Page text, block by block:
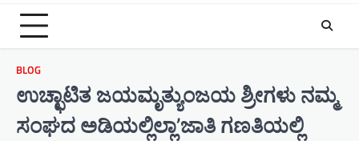
BLOG
ಉಚ್ಛಾಟಿತ ಜಯಮೃತ್ಯುಂಜಯ ಶ್ರೀಗಳು ನಮ್ಮ
ಸಂಘದ ಅಡಿಯಲ್ಲಿಲ್ಲಾ’ಜಾತಿ ಗಣತಿಯಲ್ಲಿ